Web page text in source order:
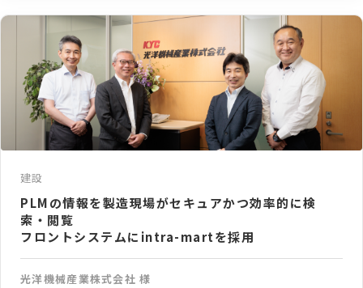
建設
PLMの情報を製造現場がセキュアかつ効率的に検
索・閲覧
フロントシステムにintra-martを採用
光洋機械産業株式会社 様